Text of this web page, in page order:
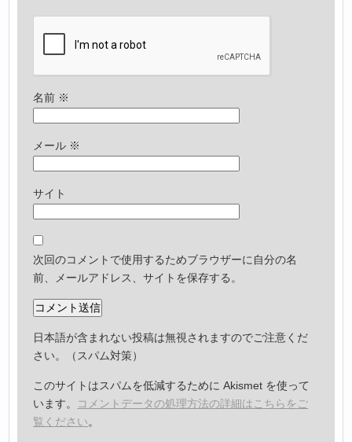
名前 ※
メール ※
サイト
次回のコメントで使用するためブラウザーに自分の名
前、メールアドレス、サイトを保存する。
日本語が含まれない投稿は無視されますのでご注意くだ
さい。（スパム対策）
このサイトはスパムを低減するために Akismet を使って
います。
コメントデータの処理方法の詳細はこちらをご
覧ください。